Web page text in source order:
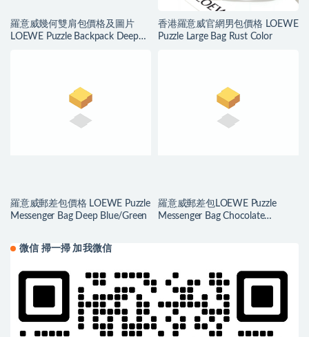
羅意威幾何雙肩包價格及圖片
LOEWE Puzzle Backpack Deep
香港羅意威官網男包價格 LOEWE
Puzzle Large Bag Rust Color
羅意威郵差包價格 LOEWE Puzzle
Messenger Bag Deep Blue/Green
羅意威郵差包LOEWE Puzzle
Messenger Bag Chocolate
微信 掃一掃 加我微信